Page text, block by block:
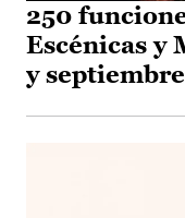
250
Escénicas y
y septiembre